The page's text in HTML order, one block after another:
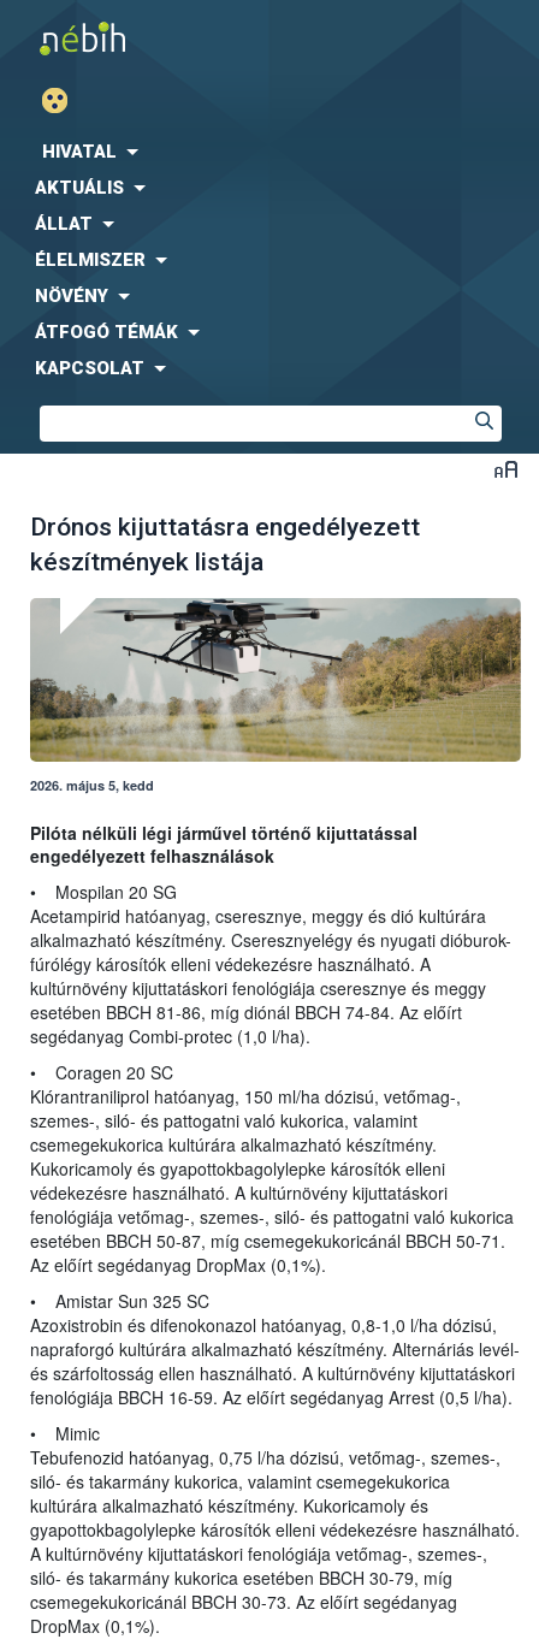
HIVATAL
AKTUÁLIS
ÁLLAT
ÉLELMISZER
NÖVÉNY
ÁTFOGÓ TÉMÁK
KAPCSOLAT
Drónos kijuttatásra engedélyezett
készítmények listája
2026. május 5, kedd
Pilóta nélküli légi járművel történő kijuttatással
engedélyezett felhasználások
• Mospilan 20 SG
Acetampirid hatóanyag, cseresznye, meggy és dió kultúrára
alkalmazható készítmény. Cseresznyelégy és nyugati dióburok-
fúrólégy károsítók elleni védekezésre használható. A
kultúrnövény kijuttatáskori fenológiája cseresznye és meggy
esetében BBCH 81-86, míg diónál BBCH 74-84. Az előírt
segédanyag Combi-protec (1,0 l/ha).
• Coragen 20 SC
Klórantraniliprol hatóanyag, 150 ml/ha dózisú, vetőmag-,
szemes-, siló- és pattogatni való kukorica, valamint
csemegekukorica kultúrára alkalmazható készítmény.
Kukoricamoly és gyapottokbagolylepke károsítók elleni
védekezésre használható. A kultúrnövény kijuttatáskori
fenológiája vetőmag-, szemes-, siló- és pattogatni való kukorica
esetében BBCH 50-87, míg csemegekukoricánál BBCH 50-71.
Az előírt segédanyag DropMax (0,1%).
• Amistar Sun 325 SC
Azoxistrobin és difenokonazol hatóanyag, 0,8-1,0 l/ha dózisú,
napraforgó kultúrára alkalmazható készítmény. Alternáriás levél-
és szárfoltosság ellen használható. A kultúrnövény kijuttatáskori
fenológiája BBCH 16-59. Az előírt segédanyag Arrest (0,5 l/ha).
• Mimic
Tebufenozid hatóanyag, 0,75 l/ha dózisú, vetőmag-, szemes-,
siló- és takarmány kukorica, valamint csemegekukorica
kultúrára alkalmazható készítmény. Kukoricamoly és
gyapottokbagolylepke károsítók elleni védekezésre használható.
A kultúrnövény kijuttatáskori fenológiája vetőmag-, szemes-,
siló- és takarmány kukorica esetében BBCH 30-79, míg
csemegekukoricánál BBCH 30-73. Az előírt segédanyag
DropMax (0,1%).